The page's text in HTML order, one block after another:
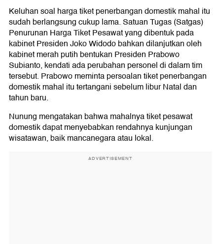
Keluhan soal harga tiket penerbangan domestik mahal itu
sudah berlangsung cukup lama. Satuan Tugas (Satgas)
Penurunan Harga Tiket Pesawat yang dibentuk pada
kabinet Presiden Joko Widodo bahkan dilanjutkan oleh
kabinet merah putih bentukan Presiden Prabowo
Subianto, kendati ada perubahan personel di dalam tim
tersebut. Prabowo meminta persoalan tiket penerbangan
domestik mahal itu tertangani sebelum libur Natal dan
tahun baru.
Nunung mengatakan bahwa mahalnya tiket pesawat
domestik dapat menyebabkan rendahnya kunjungan
wisatawan, baik mancanegara atau lokal.
ADVERTISEMENT